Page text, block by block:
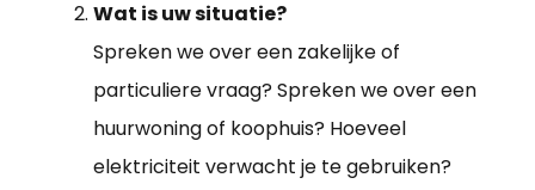
Wat is uw situatie?
Spreken we over een zakelijke of
particuliere vraag? Spreken we over een
huurwoning of koophuis? Hoeveel
elektriciteit verwacht je te gebruiken?